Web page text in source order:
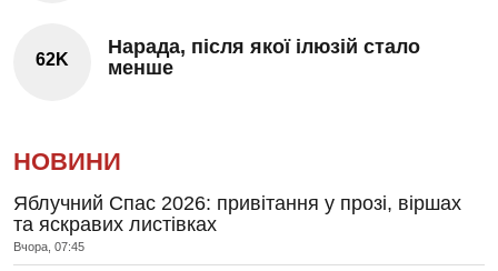
62K
Нарада, після якої ілюзій стало
менше
НОВИНИ
Яблучний Спас 2026: привітання у прозі, віршах
та яскравих листівках
Вчора, 07:45